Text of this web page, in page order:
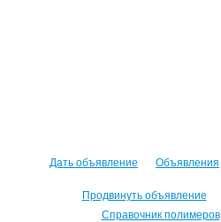
Дать объявление Объявления
Продвинуть объявление
Справочник полимеров